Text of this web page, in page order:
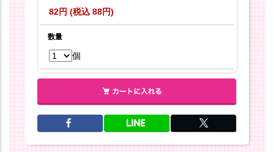
82円 (税込 88円)
数量
個